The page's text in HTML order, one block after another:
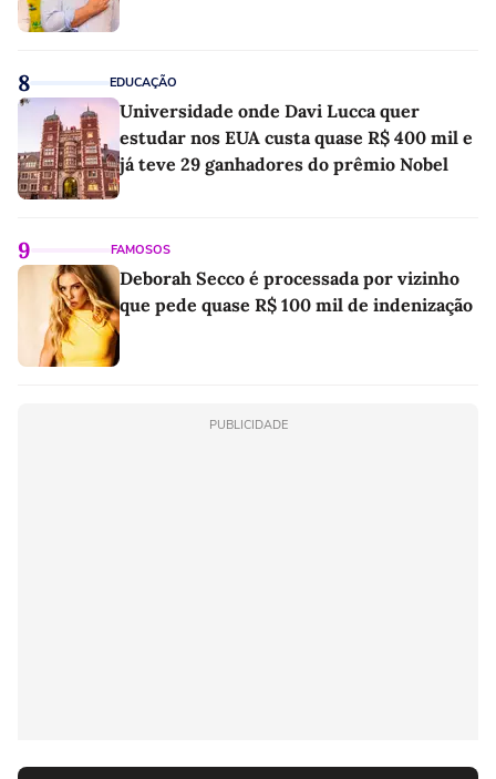
8 EDUCAÇÃO
Universidade onde Davi Lucca quer
estudar nos EUA custa quase R$ 400 mil e
já teve 29 ganhadores do prêmio Nobel
9 FAMOSOS
Deborah Secco é processada por vizinho
que pede quase R$ 100 mil de indenização
PUBLICIDADE